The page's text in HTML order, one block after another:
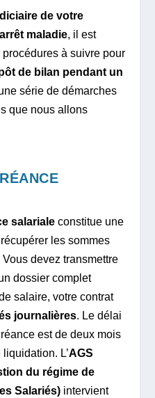
de votre
arrêt maladie, il est
à suivre pour
de bilan pendant un
série de démarches
que nous allons
salariale constitue une
les sommes
devez transmettre
dossier complet
salaire, votre contrat
journalières. Le délai
est de deux mois
L’AGS
du régime de
Salariés) intervient